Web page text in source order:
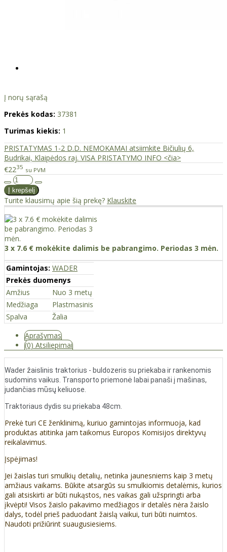
Į norų sąrašą
Prekės kodas: 37381
Turimas kiekis: 1
PRISTATYMAS 1-2 D.D. NEMOKAMAI atsiimkite Bičiulių 6,
Budrikai, Klaipėdos raj. VISA PRISTATYMO INFO <čia>
€2235 su PVM
Turite klausimų apie šią prekę? Klauskite
3 x 7.6 € mokėkite dalimis be pabrangimo. Periodas 3 mėn.
Gamintojas: WADER
Prekės duomenys
Amžius
Nuo 3 metų
Medžiaga
Plastmasinis
Spalva
Žalia
Aprašymas
(0) Atsiliepimai
Wader žaislinis traktorius - buldozeris su priekaba ir rankenomis
sudomins vaikus. Transporto priemonė labai panaši į mašinas,
judančias mūsų keliuose.
Traktoriaus dydis su priekaba 48cm.
Prekė turi CE ženklinimą, kuriuo gamintojas informuoja, kad
produktas atitinka jam taikomus Europos Komisijos direktyvų
reikalavimus.
Įspėjimas!
Jei žaislas turi smulkių detalių, netinka jaunesniems kaip 3 metų
amžiaus vaikams. Būkite atsargūs su smulkiomis detalėmis, kurios
gali atsiskirti ar būti nukąstos, nes vaikas gali užspringti arba
įkvėpti! Visos žaislо pakavimo medžiagos ir detalės nėra žaislo
dalys, todėl prieš paduodant žaislą vaikui, turi būti nuimtos.
Naudoti prižiūrint suaugusiesiems.